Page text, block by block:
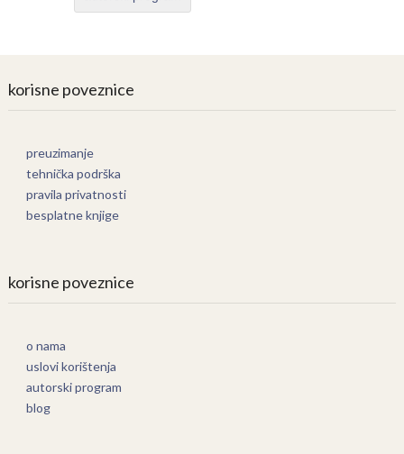
korisne poveznice
preuzimanje
tehnička podrška
pravila privatnosti
besplatne knjige
korisne poveznice
o nama
uslovi korištenja
autorski program
blog